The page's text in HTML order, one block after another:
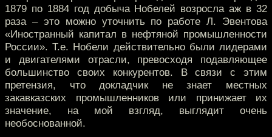
1879 по 1884 год добыча Нобелей возросла аж в 32
раза – это можно уточнить по работе Л. Эвентова
«Иностранный капитал в нефтяной промышленности
России». Т.е. Нобели действительно были лидерами
и двигателями отрасли, превосходя подавляющее
большинство своих конкурентов. В связи с этим
претензия, что докладчик не знает местных
закавказских промышленников или принижает их
значение, на мой взгляд, выглядит очень
необоснованной.